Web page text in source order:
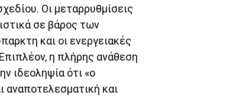
Οι μεταρρυθμίσεις
σε βάρος των
και οι ενεργειακές
η πλήρης ανάθεση
ιδεοληψία ότι «ο
αναποτελεσματική και